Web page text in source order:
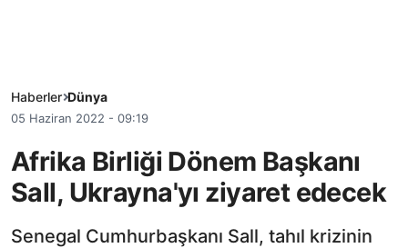
Haberler Dünya
05 Haziran 2022 - 09:19
Afrika Birliği Dönem Başkanı
Sall, Ukrayna'yı ziyaret edecek
Senegal Cumhurbaşkanı Sall, tahıl krizinin